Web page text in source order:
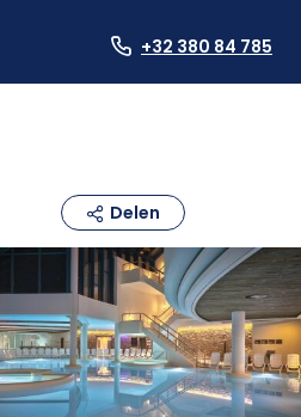
+32 380 84 785
Delen